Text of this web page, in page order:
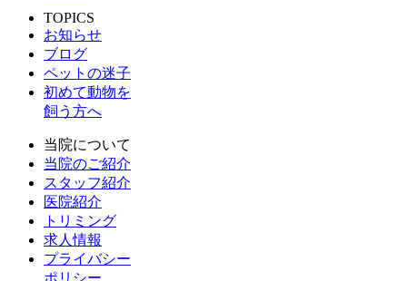
TOPICS
お知らせ
ブログ
ペットの迷子
初めて動物を
飼う方へ
当院について
当院のご紹介
スタッフ紹介
医院紹介
トリミング
求人情報
プライバシー
ポリシー